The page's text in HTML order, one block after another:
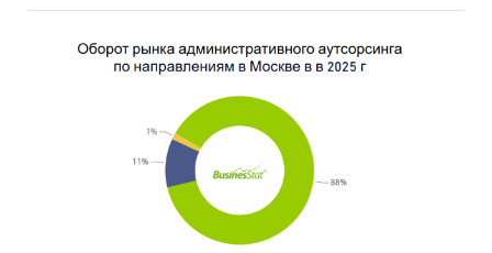
Отчет отражает мнение авторов и не является
инвестиционной рекомендацией
Потребительские услуги
Банковские, финансовые услуги
Транспорт и логистика /
Железнодорожный
Центральный федеральный округ
Центральный федеральный округ
Московская область